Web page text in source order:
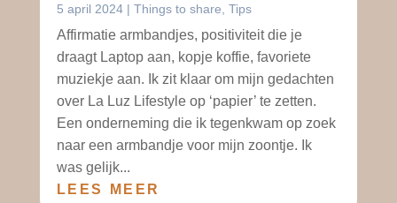
5 april 2024| Things to share Tips
Affirmatie armbandjes, positiviteit die je
draagt Laptop aan, kopje koffie, favoriete
muziekje aan. Ik zit klaar om mijn gedachten
over La Luz Lifestyle op ‘papier’ te zetten.
Een onderneming die ik tegenkwam op zoek
naar een armbandje voor mijn zoontje. Ik
was gelijk...
LEES MEER